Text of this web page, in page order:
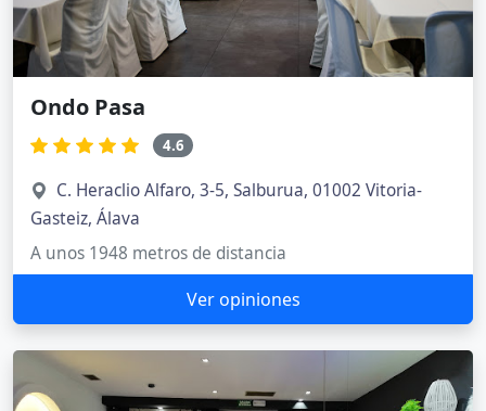
Ondo Pasa
4.6
C. Heraclio Alfaro, 3-5, Salburua, 01002 Vitoria-
Gasteiz, Álava
A unos 1948 metros de distancia
Ver opiniones